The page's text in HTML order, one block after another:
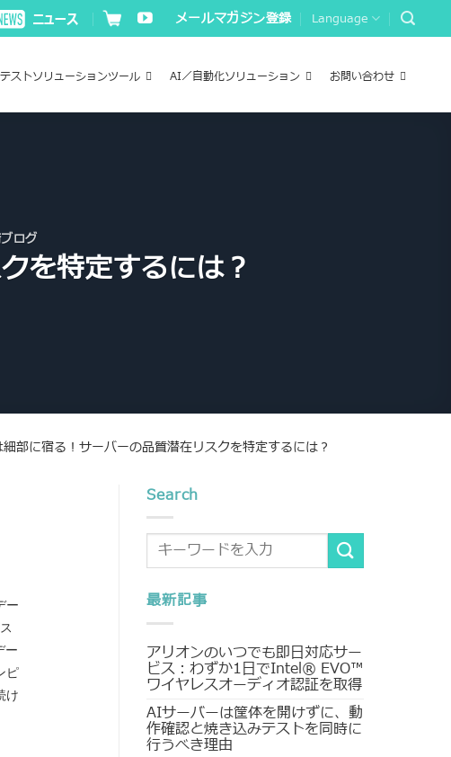
メールマガジン登録 Language
テストソリューションツール AI／自動化ソリューション お問い合わせ
ログ
を特定するには？
部に宿る！サーバーの品質潜在リスクを特定するには？
ー
ー
ピ
け
Search
最新記事
アリオンのいつでも即日対応サー
ビス：わずか1日でIntel® EVO™
ワイヤレスオーディオ認証を取得
AIサーバーは筐体を開けずに、動
作確認と焼き込みテストを同時に
行うべき理由